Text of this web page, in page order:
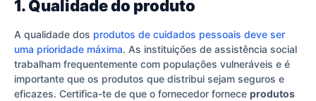
1. Qualidade do produto
A qualidade dos produtos de cuidados pessoais deve ser
uma prioridade máxima. As instituições de assistência social
trabalham frequentemente com populações vulneráveis e é
importante que os produtos que distribui sejam seguros e
eficazes. Certifica-te de que o fornecedor fornece produtos